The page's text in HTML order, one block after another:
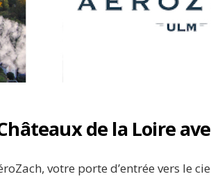
de la Loire
votre porte d’entrée vers